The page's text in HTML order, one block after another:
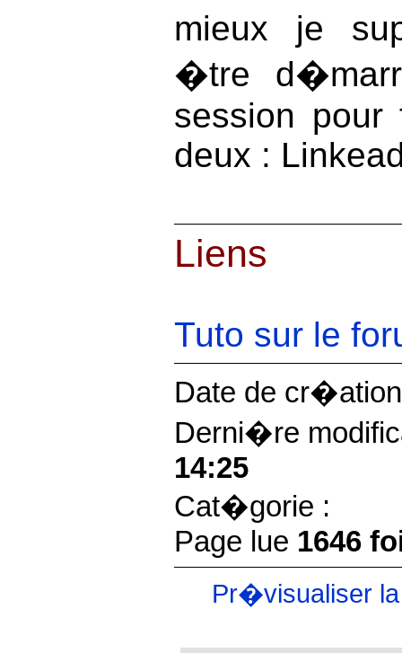
mieux je
�tre
session pour
deux :
Liens
Tuto sur le
Date de
Derni�re
14:25
Cat�gorie :
Page lue 1646
Pr�visualiser